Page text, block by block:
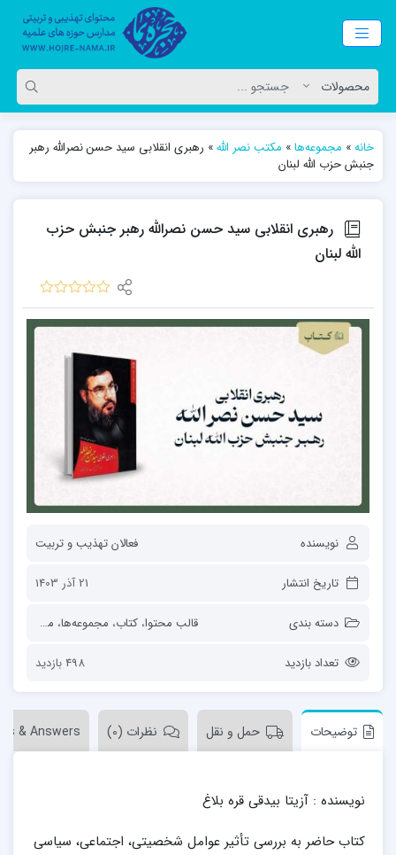
خانه» مجموعه‌ها» مکتب نصر الله» رهبری انقلابی سید حسن نصرالله رهبر
جنبش حزب الله لبنان
رهبری انقلابی سید حسن نصرالله رهبر جنبش حزب
الله لبنان
نویسنده فعالان تهذیب و تربیت
تاریخ انتشار 21 آذر 1403
دسته بندی قالب محتوا، کتاب، مجموعه‌ها، مکتب نصر الله
تعداد بازدید 498 بازدید
توضیحات حمل و نقل نظرات (0) & Answers
نویسنده : آزیتا بیدقی قره بلاغ
کتاب حاضر به بررسی تأثیر عوامل شخصیتی، اجتماعی، سیاسی